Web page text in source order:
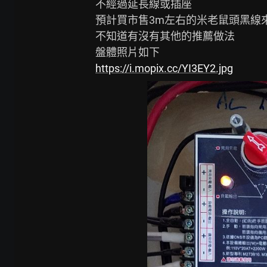
不經過延長線或插座
預計買市售3m左右的米老鼠頭黑線
不知道有沒有其他的推薦做法
https://i.mopix.cc/YI3EY2.jpg